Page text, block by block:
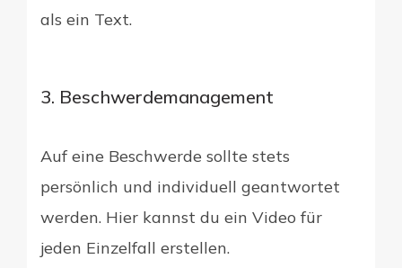
als ein Text.
3. Beschwerdemanagement
Auf eine Beschwerde sollte stets
persönlich und individuell geantwortet
werden. Hier kannst du ein Video für
jeden Einzelfall erstellen.